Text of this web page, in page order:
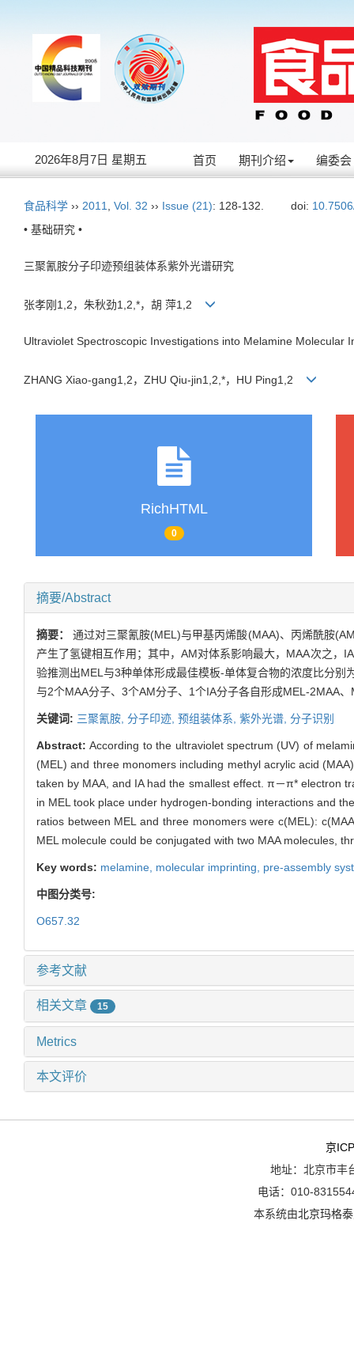
2026年8月7日 星期五 首页 期刊介绍 编委会
食品科学 ›› 2011 Vol. 32 ›› Issue (21): 128-132. doi:
• 基础研究 •
三聚氰胺分子印迹预组装体系紫外光谱研究
张孝刚1,2，朱秋劲1,2,*，胡 萍1,2
Ultraviolet Spectroscopic Investigations into Melamine Molecular
ZHANG Xiao-gang1,2，ZHU Qiu-jin1,2,*，HU Ping1,2
RichHTML
0
摘要/Abstract
摘要：通过对三聚氰胺(MEL)与甲基丙烯酸(MAA)、丙烯酰胺
产生了氢键相互作用；其中，AM对体系影响最大，MAA次之
验推测出MEL与3种单体形成最佳模板-单体复合物的浓度比分
与2个MAA分子、3个AM分子、1个IA分子各自形成MEL-2MAA
关键词: 三聚氰胺, 分子印迹, 预组装体系, 紫外光谱, 分子识别
Abstract:According to the ultraviolet spectrum (UV) of
(MEL) and three monomers including methyl acrylic acid
taken by MAA, and IA had the smallest effect. π－π* electron
in MEL took place under hydrogen-bonding interactions and
ratios between MEL and three monomers were c(MEL):
MEL molecule could be conjugated with two MAA molecules,
Key words: melamine, molecular imprinting, pre-assembly
中图分类号:
O657.32
参考文献
相关文章 15
Metrics
本文评价
京
地址：北京市丰
电话：010-
本系统由北京玛格